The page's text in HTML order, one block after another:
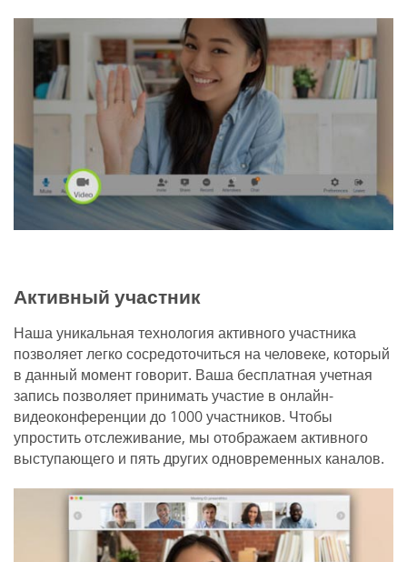
Активный участник
Наша уникальная технология активного участника
позволяет легко сосредоточиться на человеке, который
в данный момент говорит. Ваша бесплатная учетная
запись позволяет принимать участие в онлайн-
видеоконференции до 1000 участников. Чтобы
упростить отслеживание, мы отображаем активного
выступающего и пять других одновременных каналов.